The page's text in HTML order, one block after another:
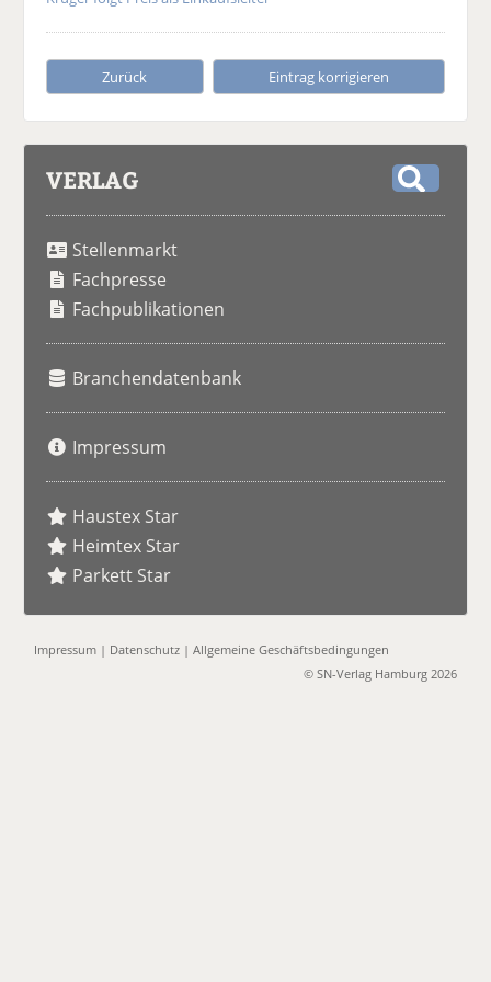
Zurück Eintrag korrigieren
VERLAG
Stellenmarkt
Fachpresse
Fachpublikationen
Branchendatenbank
Impressum
Haustex Star
Heimtex Star
Parkett Star
Impressum | Datenschutz |Allgemeine Geschäftsbedingungen
© SN-Verlag Hamburg 2026